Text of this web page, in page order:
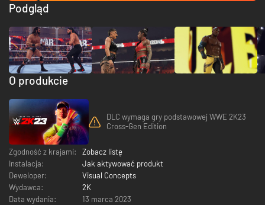
O produkcie
DLC wymaga gry podstawowej WWE 2K23
Cross-Gen Edition
Zgodność z krajami:
Zobacz listę
Instalacja:
Jak aktywować produkt
Deweloper:
Visual Concepts
Wydawca:
2K
Data wydania:
13 marca 2023
Podgląd